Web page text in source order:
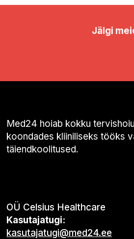
Jälgi
Med24 hoiab kokku
koondades kliiniliseks tööks
täiendkoolitused.
OÜ Celsius Healthcare
Kasutajatugi:
kasutajatugi@med24.ee